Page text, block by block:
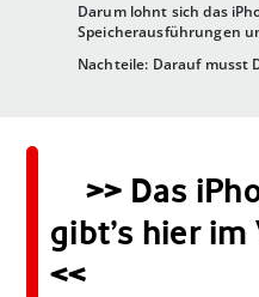
Darum lohnt sich das
Speicherausführungen
Nachteile: Darauf musst
>> Das
gibt’s hier
<<